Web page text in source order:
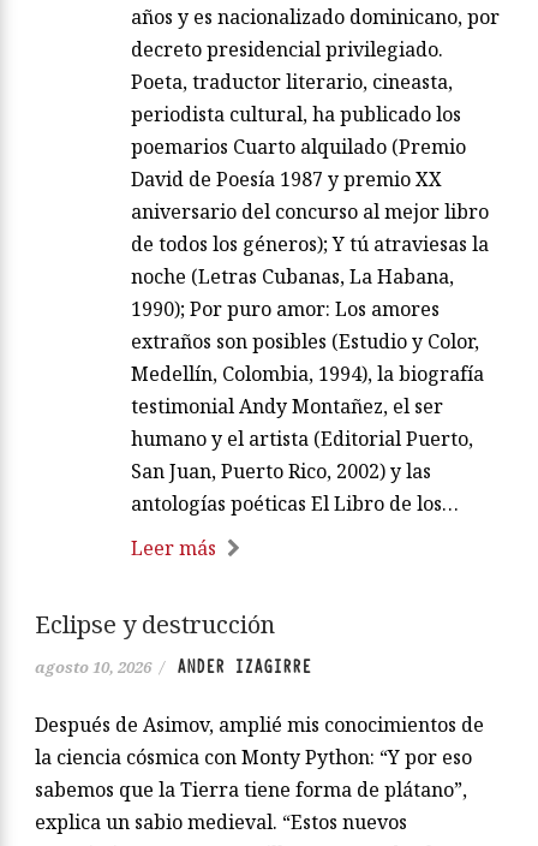
años y es nacionalizado dominicano, por
decreto presidencial privilegiado.
Poeta, traductor literario, cineasta,
periodista cultural, ha publicado los
poemarios Cuarto alquilado (Premio
David de Poesía 1987 y premio XX
aniversario del concurso al mejor libro
de todos los géneros); Y tú atraviesas la
noche (Letras Cubanas, La Habana,
1990); Por puro amor: Los amores
extraños son posibles (Estudio y Color,
Medellín, Colombia, 1994), la biografía
testimonial Andy Montañez, el ser
humano y el artista (Editorial Puerto,
San Juan, Puerto Rico, 2002) y las
antologías poéticas El Libro de los…
Leer más
Eclipse y destrucción
agosto 10, 2026 / ANDER IZAGIRRE
Después de Asimov, amplié mis conocimientos de
la ciencia cósmica con Monty Python: “Y por eso
sabemos que la Tierra tiene forma de plátano”,
explica un sabio medieval. “Estos nuevos